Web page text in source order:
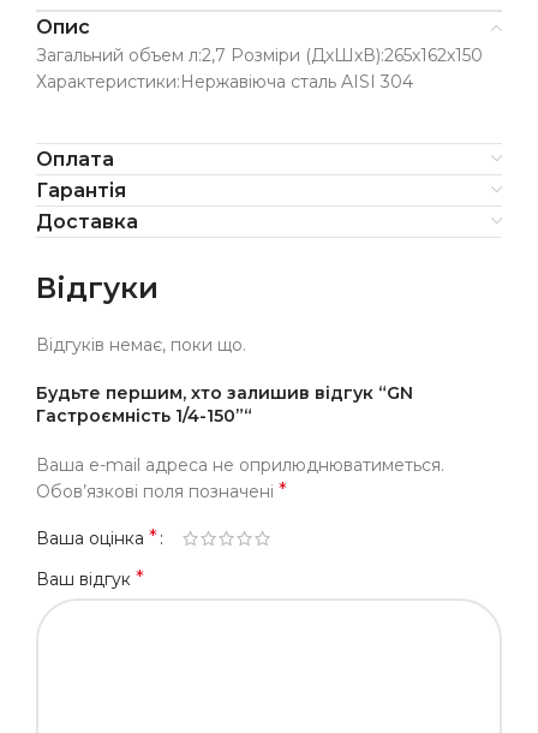
Опис
Загальний объем л:2,7 Розміри (ДхШхВ):265х162х150
Характеристики:Нержавіюча сталь AISI 304
Оплата
Гарантія
Доставка
Відгуки
Відгуків немає, поки що.
Будьте першим, хто залишив відгук “GN
Гастроємність 1/4-150”“
Ваша e-mail адреса не оприлюднюватиметься.
Обов’язкові поля позначені *
Ваша оцінка *
Ваш відгук *